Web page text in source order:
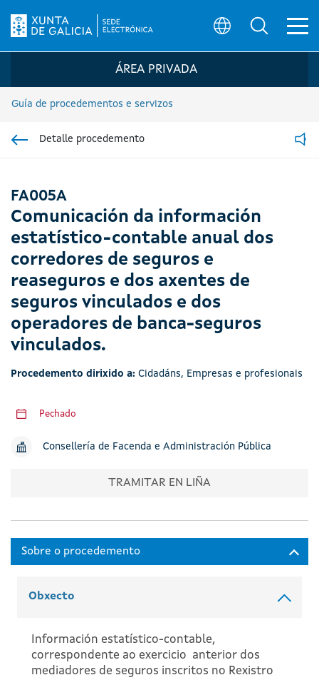
Logo da Sede electrónica da Xunta de
ÁREA PRIVADA
Guía de procedementos e servizos
Detalle procedemento
FA005A
Comunicación da información
estatístico-contable anual dos
corredores de seguros e
reaseguros e dos axentes de
seguros vinculados e dos
operadores de banca-seguros
vinculados.
Procedemento dirixido a: Cidadáns, Empresas e profesionais
Pechado
Consellería de Facenda e Administración Pública
TRAMITAR EN LIÑA
Obxecto
Información estatístico-contable,
correspondente ao exercicio anterior dos
mediadores de seguros inscritos no Rexistro